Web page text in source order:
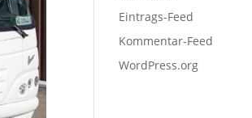
Eintrags-Feed
Kommentar-Feed
WordPress.org